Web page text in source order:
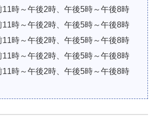
11時～午後2時、午後5時～午後8時
11時～午後2時、午後5時～午後8時
11時～午後2時、午後5時～午後8時
11時～午後2時、午後5時～午後8時
11時～午後2時、午後5時～午後8時